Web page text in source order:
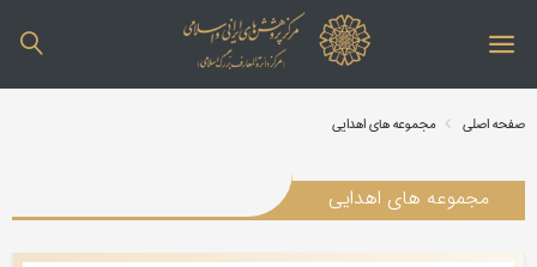
صفحه اصلی مجموعه های اهدایی
مجموعه های اهدایی